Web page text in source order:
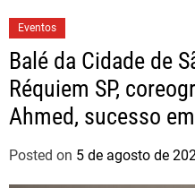
Eventos
Balé da Cidade de
Réquiem SP,
Ahmed, sucesso
Posted on 5 de agosto de